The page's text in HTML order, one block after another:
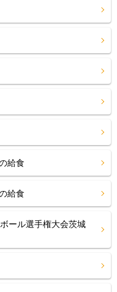
給食
給食
ール選手権大会茨城